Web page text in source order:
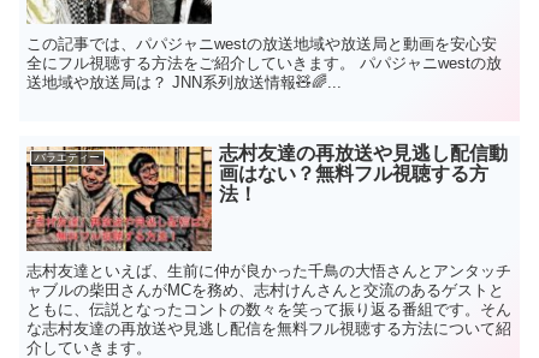
この記事では、パパジャニwestの放送地域や放送局と動画を安心安
全にフル視聴する方法をご紹介していきます。 パパジャニwestの放
送地域や放送局は？ JNN系列放送情報🧸🌈...
バラエティー
志村友達の再放送や見逃し配信動
画はない？無料フル視聴する方
法！
志村友達といえば、生前に仲が良かった千鳥の大悟さんとアンタッチ
ャブルの柴田さんがMCを務め、志村けんさんと交流のあるゲストと
ともに、伝説となったコントの数々を笑って振り返る番組です。そん
な志村友達の再放送や見逃し配信を無料フル視聴する方法について紹
介していきます。